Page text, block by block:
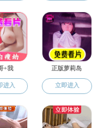
理论园地